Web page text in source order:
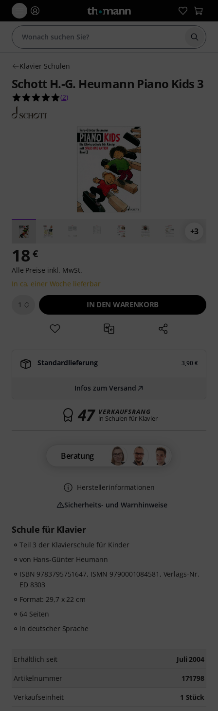
Suche
Klavier Schulen
Schott H.-G. Heumann Piano Kids 3
5.0 von 5 Sternen aus 2 Kundenbewertungen
(2)
+3
Schule für Klavier
Teil 3 der Klavierschule für Kinder
von Hans-Günter Heumann
ISBN 9783795751647, ISMN 9790001084581, Verlags-Nr.
ED 8303
Format: 29,7 x 22 cm
64 Seiten
in deutscher Sprache
Erhältlich seit Juli 2004
Artikelnummer 171798
Verkaufseinheit 1 Stück
18 €
Alle Preise inkl. MwSt.
In ca. einer Woche lieferbar
1 IN DEN WARENKORB
Standardlieferung 3,90 €
Infos zum Versand
47 VERKAUFSRANG
in Schulen für Klavier
Beratung
Herstellerinformationen
Sicherheits- und Warnhinweise